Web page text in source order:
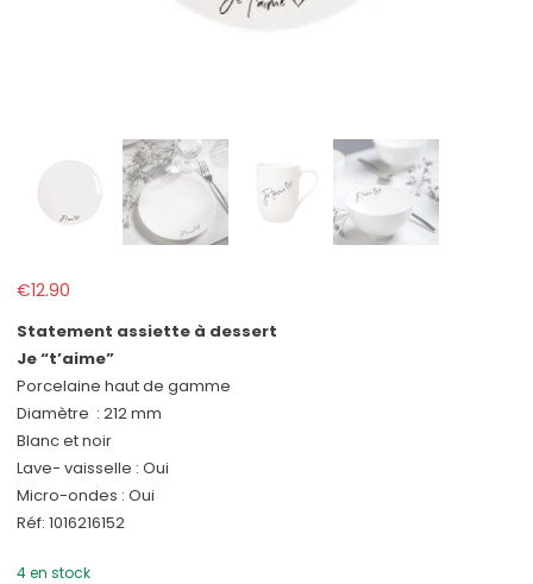
€12.90
Statement assiette à dessert
Je “t’aime”
Porcelaine haut de gamme
Diamètre : 212 mm
Blanc et noir
Lave- vaisselle : Oui
Micro-ondes : Oui
Réf: 1016216152
4 en stock